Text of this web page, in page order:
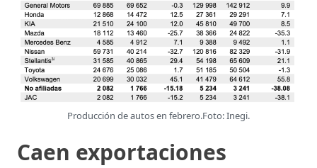
Producción de autos en febrero.Foto: Inegi.
Caen exportaciones